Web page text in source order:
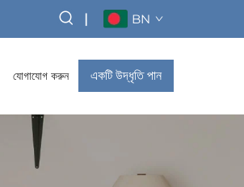
| BN
যোগাযোগ করুন একটি উদ্ধৃতি পান